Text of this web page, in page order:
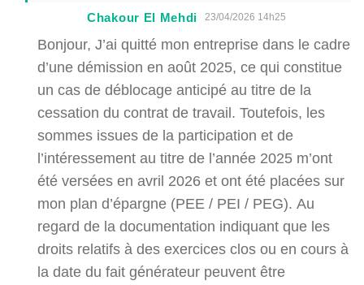
Chakour El Mehdi 23/04/2026 14h25
Bonjour, J’ai quitté mon entreprise dans le cadre
d’une démission en août 2025, ce qui constitue
un cas de déblocage anticipé au titre de la
cessation du contrat de travail. Toutefois, les
sommes issues de la participation et de
l’intéressement au titre de l’année 2025 m’ont
été versées en avril 2026 et ont été placées sur
mon plan d’épargne (PEE / PEI / PEG). Au
regard de la documentation indiquant que les
droits relatifs à des exercices clos ou en cours à
la date du fait générateur peuvent être